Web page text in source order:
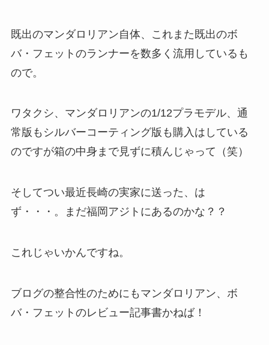
既出のマンダロリアン自体、これまた既出のボ
バ・フェットのランナーを数多く流用しているも
ので。
ワタクシ、マンダロリアンの1/12プラモデル、通
常版もシルバーコーティング版も購入はしている
のですが箱の中身まで見ずに積んじゃって（笑）
そしてつい最近長崎の実家に送った、は
ず・・・。まだ福岡アジトにあるのかな？？
これじゃいかんですね。
ブログの整合性のためにもマンダロリアン、ボ
バ・フェットのレビュー記事書かねば！